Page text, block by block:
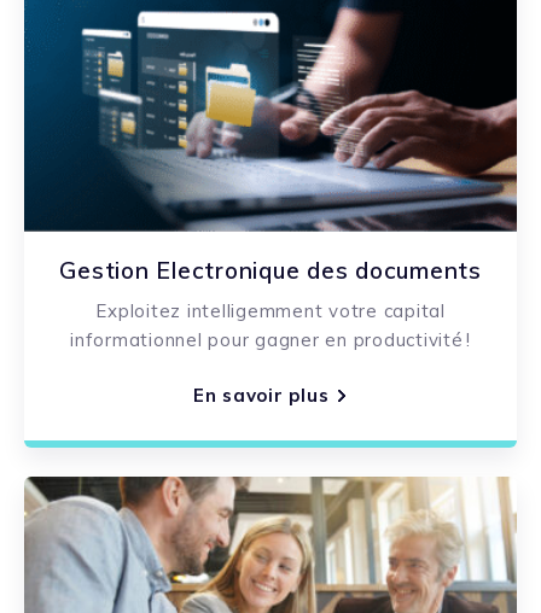
Gestion Electronique des documents
Exploitez intelligemment votre capital
informationnel pour gagner en productivité !
En savoir plus